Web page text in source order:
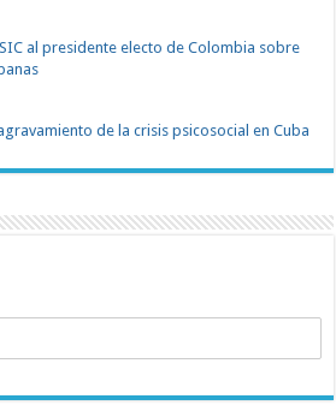
al presidente electo de Colombia sobre
de la crisis psicosocial en Cuba